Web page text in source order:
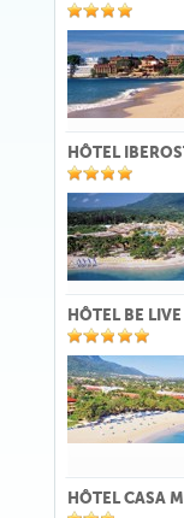
HÔTEL
HÔTEL BE
HÔTEL CASA